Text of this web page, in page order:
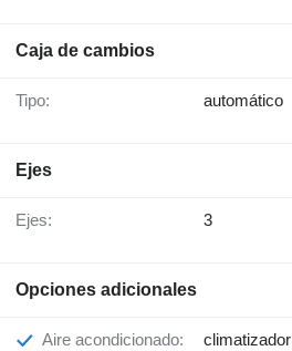
Caja de cambios
Tipo: automático
Ejes
Ejes: 3
Opciones adicionales
Aire acondicionado: climatizador